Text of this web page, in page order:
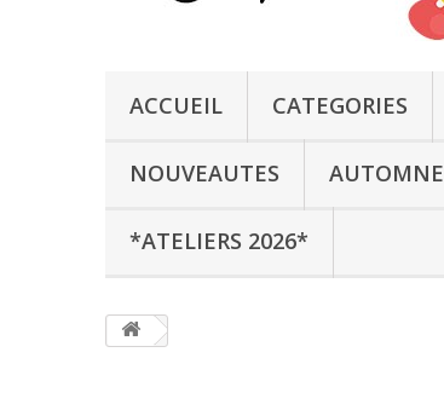
ACCUEIL CATEGORIES
NOUVEAUTES AUTOMNE
*ATELIERS 2026*